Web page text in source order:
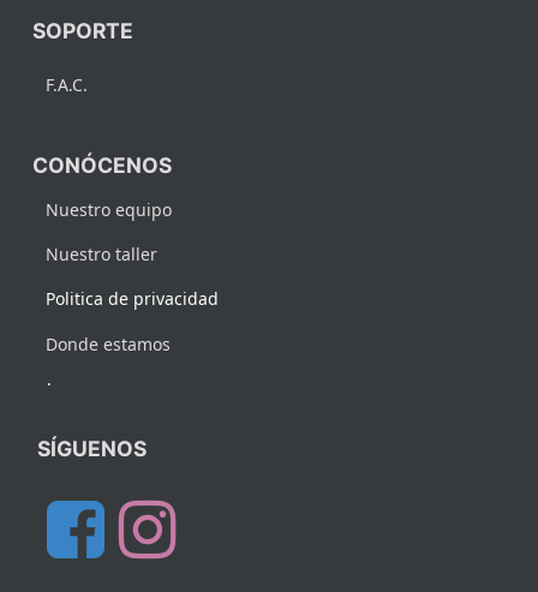
SOPORTE
F.A.C.
CONÓCENOS
Nuestro equipo
Nuestro taller
Politica de privacidad
Donde estamos
.
SÍGUENOS